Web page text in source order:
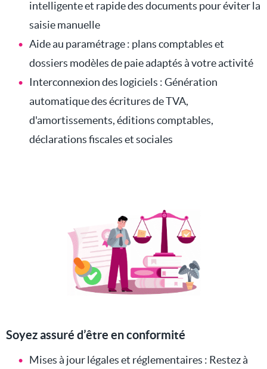
intelligente et rapide des documents pour éviter la
saisie manuelle
Aide au paramétrage : plans comptables et
dossiers modèles de paie adaptés à votre activité
Interconnexion des logiciels : Génération
automatique des écritures de TVA,
d'amortissements, éditions comptables,
déclarations fiscales et sociales
Soyez assuré d’être en conformité
Mises à jour légales et réglementaires : Restez à